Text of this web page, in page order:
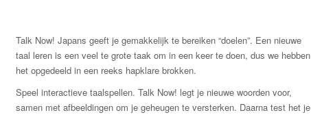
Talk Now! Japans geeft je gemakkelijk te bereiken “doelen”. Een nieuwe
taal leren is een veel te grote taak om in een keer te doen, dus we hebben
het opgedeeld in een reeks hapklare brokken.
Speel interactieve taalspellen. Talk Now! legt je nieuwe woorden voor,
samen met afbeeldingen om je geheugen te versterken. Daarna test het je